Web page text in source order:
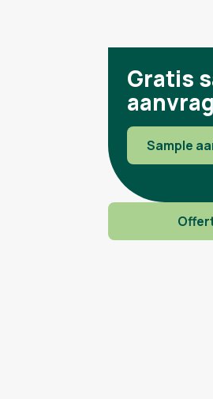
Gratis
Sample